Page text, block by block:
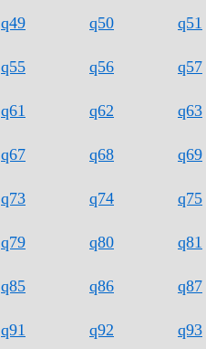
q49 q50 q51
q55 q56 q57
q61 q62 q63
q67 q68 q69
q73 q74 q75
q79 q80 q81
q85 q86 q87
q91 q92 q93